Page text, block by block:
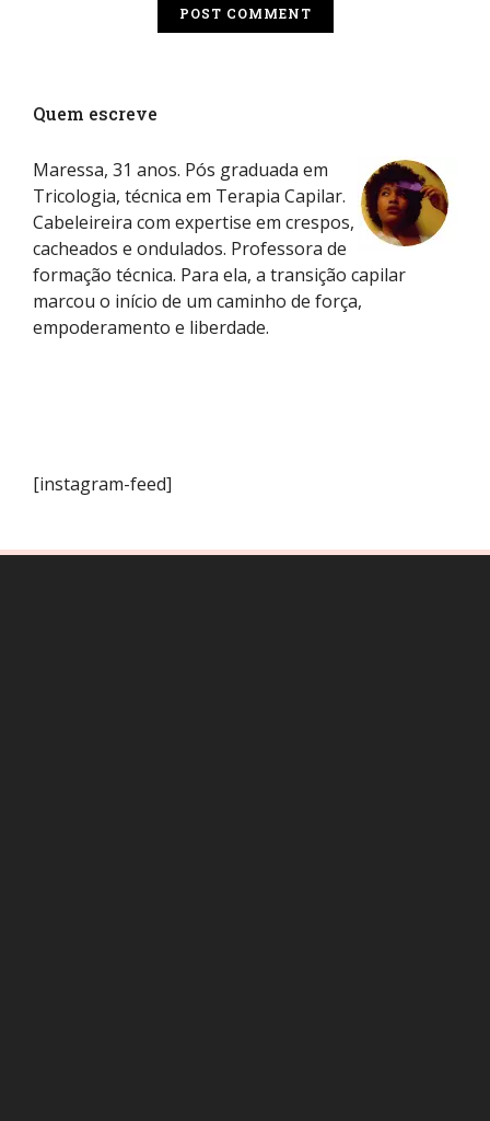
Quem escreve
Maressa, 31 anos. Pós graduada em
Tricologia, técnica em Terapia Capilar.
Cabeleireira com expertise em crespos,
cacheados e ondulados. Professora de
formação técnica. Para ela, a transição capilar
marcou o início de um caminho de força,
empoderamento e liberdade.
[instagram-feed]